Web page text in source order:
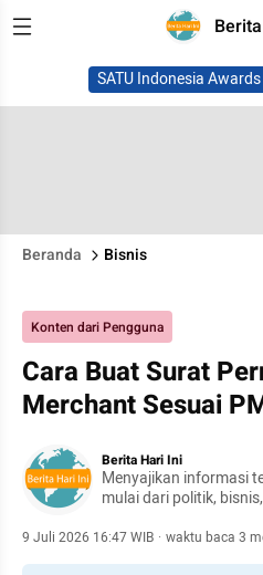
SATU Indonesia Awards
Beranda Bisnis
Konten dari Pengguna
Cara Buat Surat
Merchant Sesuai
Berita Hari Ini
Menyajikan informasi
mulai dari politik,
9 Juli 2026 16:47 WIB · waktu baca 3